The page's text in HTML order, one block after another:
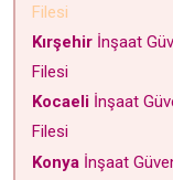
Filesi
Kırşehir İnşaat
Filesi
Kocaeli İnşaat
Filesi
Konya İnşaat